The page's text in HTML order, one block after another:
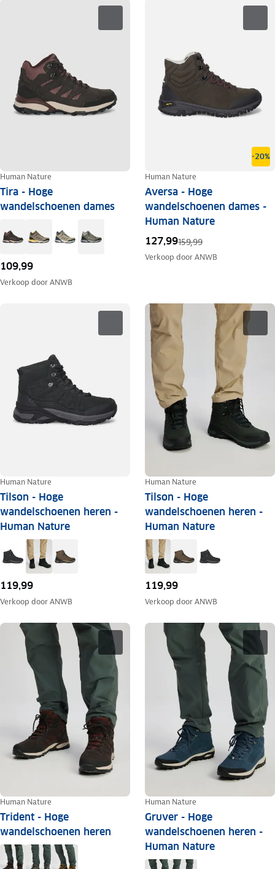
Human Nature
Tira - Hoge
wandelschoenen dames
109,99
Verkoop doorANWB
-20%
Human Nature
Aversa - Hoge
wandelschoenen dames -
Human Nature
127,99159,99
Verkoop doorANWB
Human Nature
Tilson - Hoge
wandelschoenen heren -
Human Nature
119,99
Verkoop doorANWB
Human Nature
Tilson - Hoge
wandelschoenen heren -
Human Nature
119,99
Verkoop doorANWB
Human Nature
Trident - Hoge
wandelschoenen heren
Human Nature
Gruver - Hoge
wandelschoenen heren -
Human Nature